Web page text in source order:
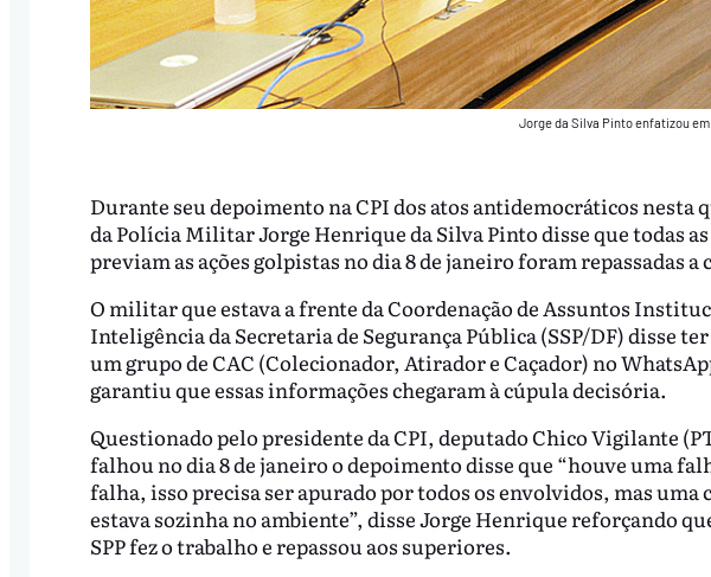
Jorge da Silva Pinto enfatizou
Durante seu depoimento na CPI dos atos antidemocráticos
da Polícia Militar Jorge Henrique da Silva Pinto disse que todas
previam as ações golpistas no dia 8 de janeiro foram repassadas a
O militar que estava a frente da Coordenação de Assuntos
Inteligência da Secretaria de Segurança Pública (SSP/DF) disse
um grupo de CAC (Colecionador, Atirador e Caçador) no
garantiu que essas informações chegaram à cúpula decisória.
Questionado pelo presidente da CPI, deputado Chico Vigilante
falhou no dia 8 de janeiro o depoimento disse que “houve uma
falha, isso precisa ser apurado por todos os envolvidos, mas
estava sozinha no ambiente”, disse Jorge Henrique reforçando
SPP fez o trabalho e repassou aos superiores.